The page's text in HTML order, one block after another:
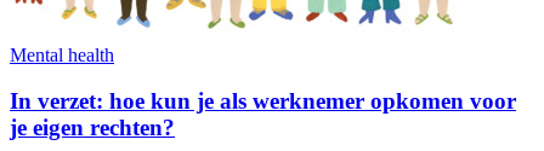
Mental health
In verzet: hoe kun je als werknemer opkomen voor
je eigen rechten?